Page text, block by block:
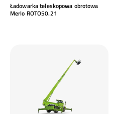
Ładowarka teleskopowa obrotowa
Merlo ROTO50.21